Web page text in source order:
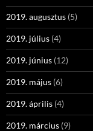
2019. augusztus (5)
2019. július (4)
2019. június (12)
2019. május (6)
2019. április (4)
2019. március (9)